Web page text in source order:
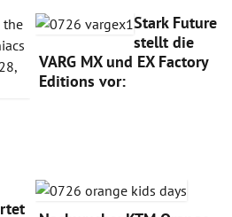
Stark Future
stellt die
VARG MX und EX Factory
Editions vor: